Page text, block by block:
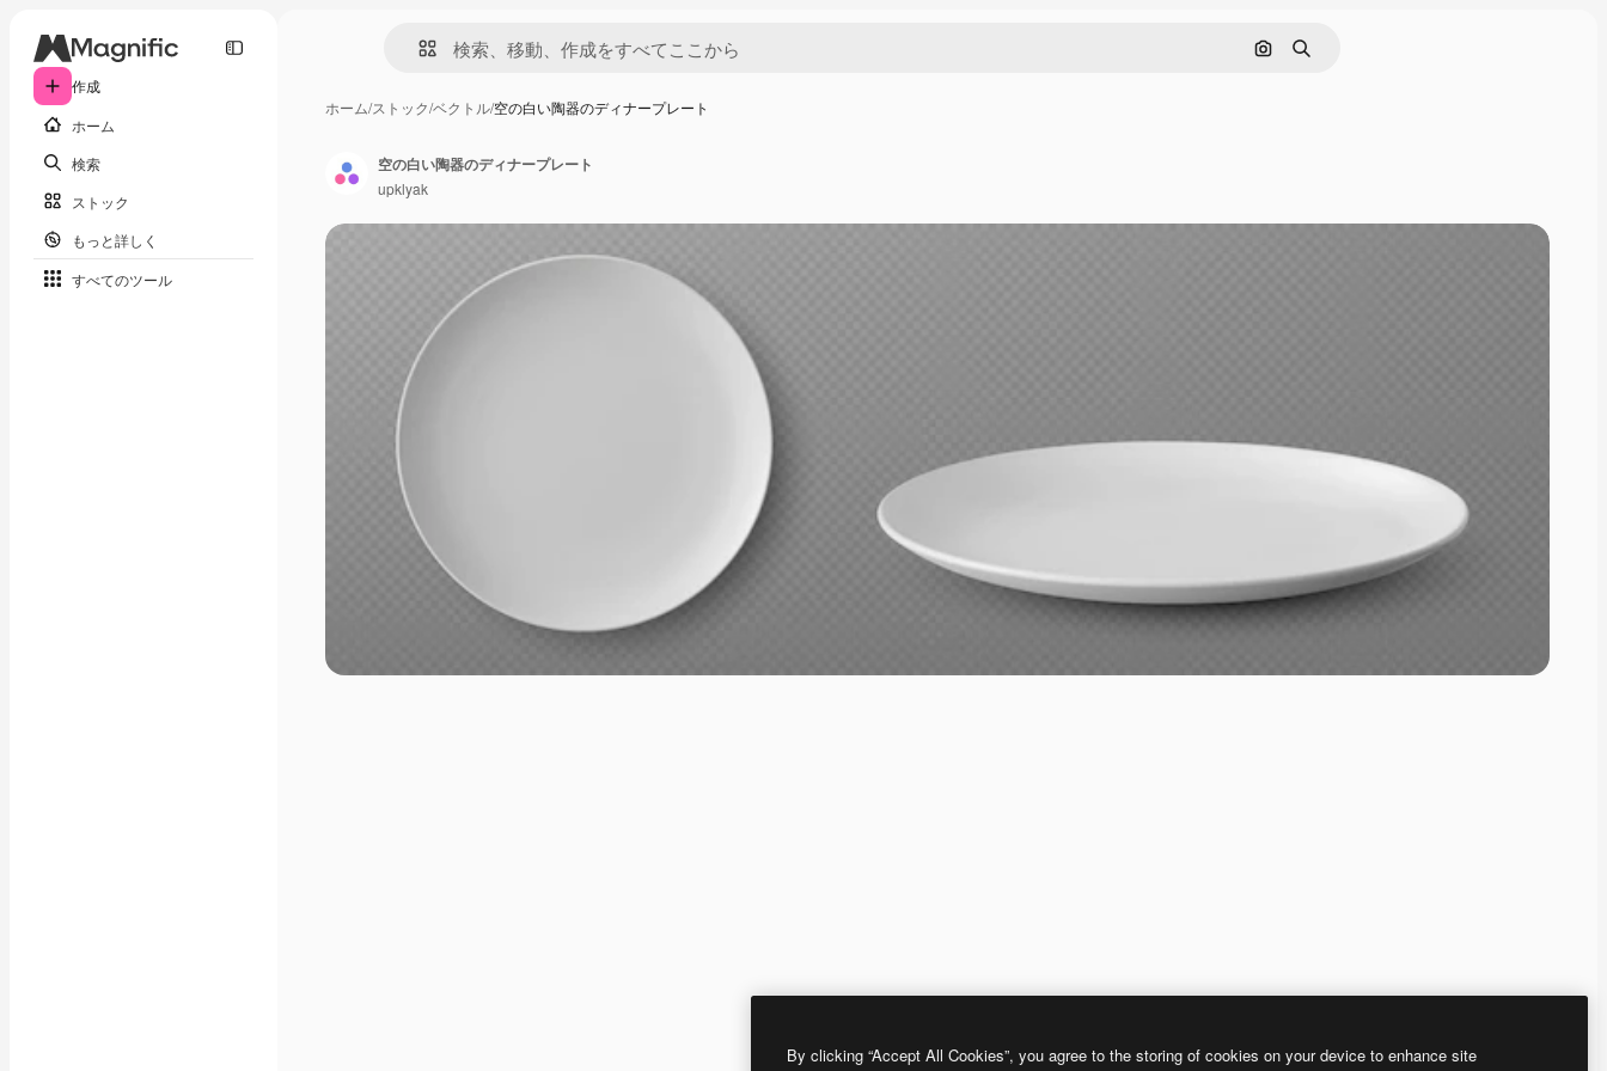
作成
ホーム
検索
ストック
もっと詳しく
すべてのツール
画像で検索
検索
ホーム/ストック/ベクトル/空の白い陶器のディナープレート
空の白い陶器のディナープレート
upklyak
By clicking “Accept All Cookies”, you agree to the storing of cookies on your device to enhance site